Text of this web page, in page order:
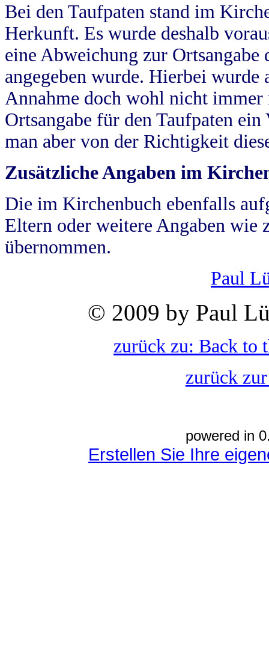
Bei den Taufpaten stand im
Herkunft. Es wurde deshalb
eine Abweichung zur
angegeben wurde. Hierbei wurde
Annahme doch wohl nicht
Ortsangabe für den Taufpaten
man aber von der Richtigkeit
Zusätzliche Angaben im
Die im Kirchenbuch ebenfalls
Eltern oder weitere Angaben wie
übernommen.
Paul
© 2009 by Paul
zurück zu: Back to
zurück
powered in
Erstellen Sie Ihre